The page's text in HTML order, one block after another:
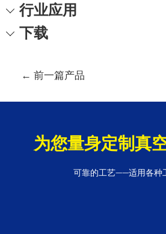
行业应用
下载
导
← 前一篇产品
为您量身定制真
可靠的工艺——适用各种